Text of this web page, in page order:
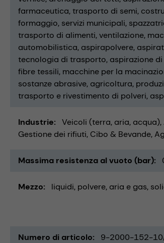
farmaceutica trasporto di semi
formaggio servizi municipali
trasporto di alimenti ventilazione
automobilistica aspirapolvere
tecnologia di trasporto aspirazione
fibre tessili macchine per la
sostanze abrasive agricoltura
trasporto e rivestimento di polveri
Industrie Veicoli (terra, aria, acqua)
Gestione dei rifiuti Cibo & Bevande
Massima resistenza al vuoto (bar)
Mezzo liquidi polvere aria e gas
Numero di articolo 9-2000-152-